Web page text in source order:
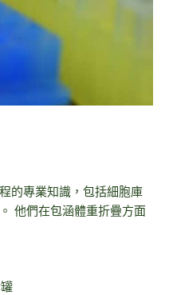
的專業知識，包括細胞庫
他們在包涵體重折疊方面